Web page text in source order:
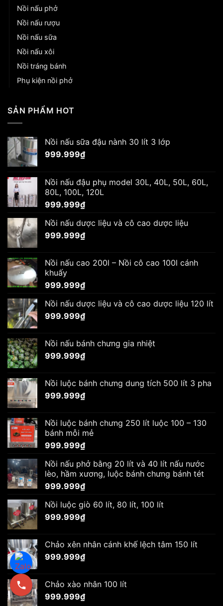
Nồi nấu phở
Nồi nấu rượu
Nồi nấu sữa
Nồi nấu xôi
Nồi tráng bánh
Phụ kiện nồi phở
SẢN PHẨM HOT
Nồi nấu sữa đậu nành 30 lít 3 lớp
999.999₫
Nồi nấu đậu phụ model 30L, 40L, 50L, 60L,
80L, 100L, 120L
999.999₫
Nồi nấu dược liệu và cô cao dược liệu
999.999₫
Nồi nấu cao 200l – Nồi cô cao 100l cánh
khuấy
999.999₫
Nồi nấu dược liệu và cô cao dược liệu 120 lít
999.999₫
Nồi nấu bánh chưng gia nhiệt
999.999₫
Nồi luộc bánh chưng dung tích 500 lít 3 pha
999.999₫
Nồi luộc bánh chưng 250 lít luộc 100 – 130
bánh mỗi mẻ
999.999₫
Nồi nấu phở bằng 20 lít và 40 lít nấu nước
lèo, hầm xương, luộc bánh chưng bánh tét
999.999₫
Nồi luộc giò 60 lít, 80 lít, 100 lít
999.999₫
Chảo xên nhân cánh khế lệch tâm 150 lít
999.999₫
Chảo xào nhân 100 lít
999.999₫